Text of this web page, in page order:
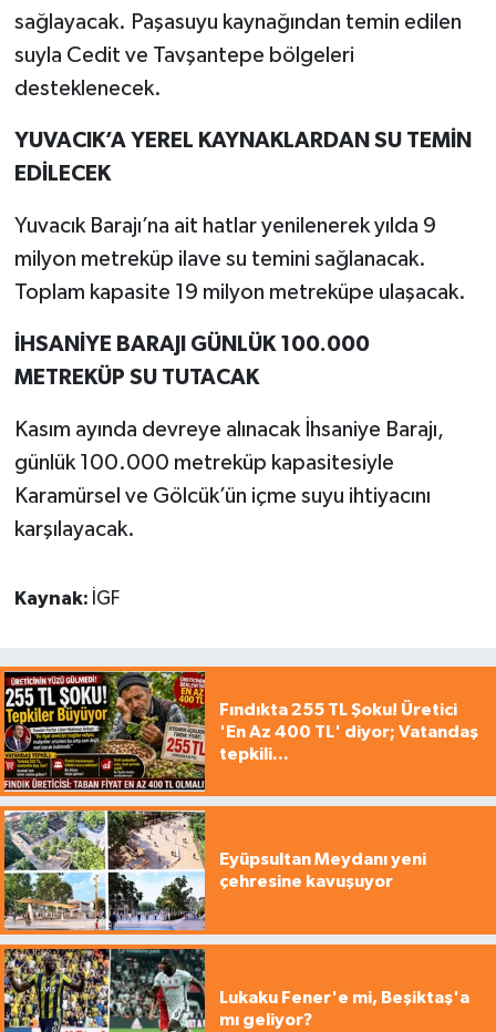
sağlayacak. Paşasuyu kaynağından temin edilen
suyla Cedit ve Tavşantepe bölgeleri
desteklenecek.
YUVACIK’A YEREL KAYNAKLARDAN SU TEMİN
EDİLECEK
Yuvacık Barajı’na ait hatlar yenilenerek yılda 9
milyon metreküp ilave su temini sağlanacak.
Toplam kapasite 19 milyon metreküpe ulaşacak.
İHSANİYE BARAJI GÜNLÜK 100.000
METREKÜP SU TUTACAK
Kasım ayında devreye alınacak İhsaniye Barajı,
günlük 100.000 metreküp kapasitesiyle
Karamürsel ve Gölcük’ün içme suyu ihtiyacını
karşılayacak.
Kaynak: İGF
Fındıkta 255 TL Şoku! Üretici
'En Az 400 TL' diyor; Vatandaş
tepkili...
Eyüpsultan Meydanı yeni
çehresine kavuşuyor
Lukaku Fener'e mi, Beşiktaş'a
mı geliyor?